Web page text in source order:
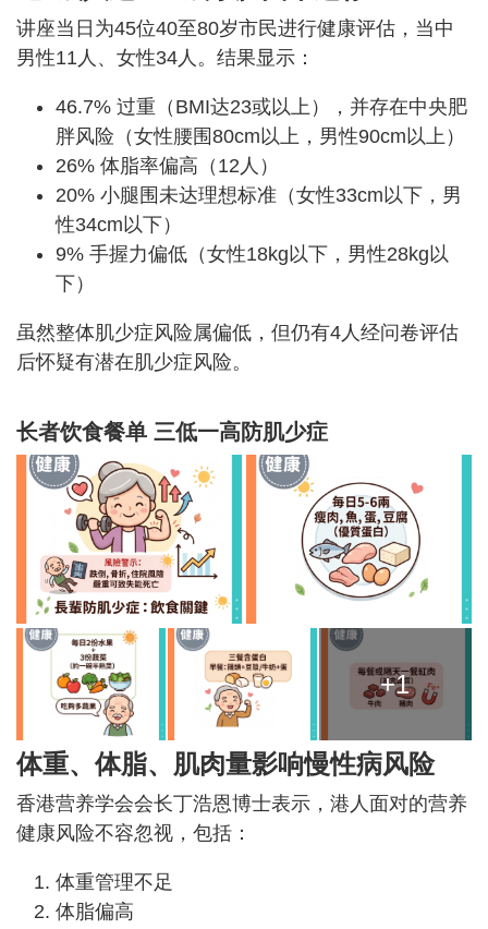
讲座当日为45位40至80岁市民进行健康评估，当中
男性11人、女性34人。结果显示：
46.7% 过重（BMI达23或以上），并存在中央肥
胖风险（女性腰围80cm以上，男性90cm以上）
26% 体脂率偏高（12人）
20% 小腿围未达理想标准（女性33cm以下，男
性34cm以下）
9% 手握力偏低（女性18kg以下，男性28kg以
下）
虽然整体肌少症风险属偏低，但仍有4人经问卷评估
后怀疑有潜在肌少症风险。
长者饮食餐单 三低一高防肌少症
+1
体重、体脂、肌肉量影响慢性病风险
香港营养学会会长丁浩恩博士表示，港人面对的营养
健康风险不容忽视，包括：
体重管理不足
体脂偏高